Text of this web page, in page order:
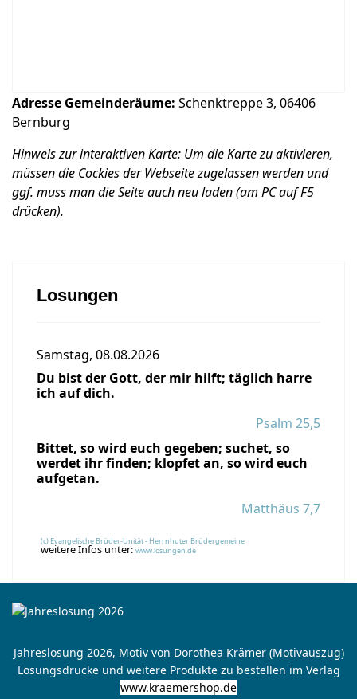
Adresse Gemeinderäume: Schenktreppe 3, 06406
Bernburg
Hinweis zur interaktiven Karte: Um die Karte zu aktivieren,
müssen die Cockies der Webseite zugelassen werden und
ggf. muss man die Seite auch neu laden (am PC auf F5
drücken).
Losungen
Samstag, 08.08.2026
Du bist der Gott, der mir hilft; täglich harre
ich auf dich.
Psalm 25,5
Bittet, so wird euch gegeben; suchet, so
werdet ihr finden; klopfet an, so wird euch
aufgetan.
Matthäus 7,7
(c) Evangelische Brüder-Unität - Herrnhuter Brüdergemeine
weitere Infos unter: www.losungen.de
Jahreslosung 2026, Motiv von Dorothea Krämer (Motivauszug)
Losungsdrucke und weitere Produkte zu bestellen im Verlag
www.kraemershop.de